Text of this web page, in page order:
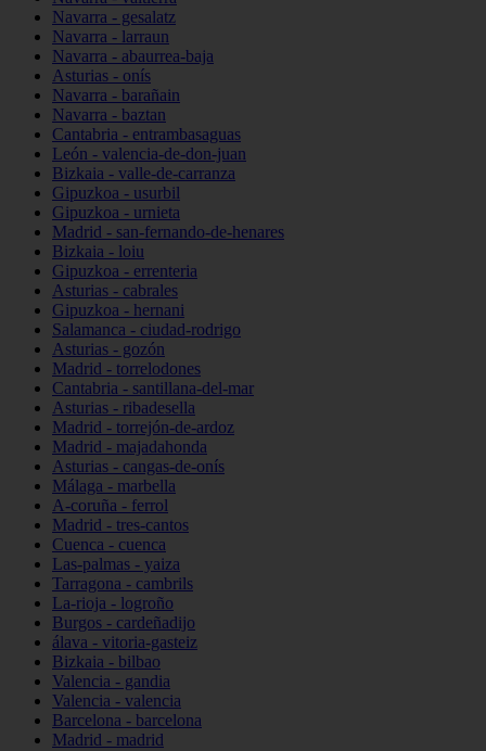
Navarra - gesalatz
Navarra - larraun
Navarra - abaurrea-baja
Asturias - onís
Navarra - barañain
Navarra - baztan
Cantabria - entrambasaguas
León - valencia-de-don-juan
Bizkaia - valle-de-carranza
Gipuzkoa - usurbil
Gipuzkoa - urnieta
Madrid - san-fernando-de-henares
Bizkaia - loiu
Gipuzkoa - errenteria
Asturias - cabrales
Gipuzkoa - hernani
Salamanca - ciudad-rodrigo
Asturias - gozón
Madrid - torrelodones
Cantabria - santillana-del-mar
Asturias - ribadesella
Madrid - torrejón-de-ardoz
Madrid - majadahonda
Asturias - cangas-de-onís
Málaga - marbella
A-coruña - ferrol
Madrid - tres-cantos
Cuenca - cuenca
Las-palmas - yaiza
Tarragona - cambrils
La-rioja - logroño
Burgos - cardeñadijo
álava - vitoria-gasteiz
Bizkaia - bilbao
Valencia - gandia
Valencia - valencia
Barcelona - barcelona
Madrid - madrid